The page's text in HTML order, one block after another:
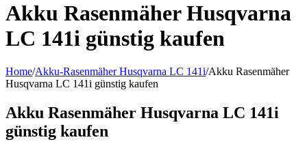
Akku Rasenmäher Husqvarna
LC 141i günstig kaufen
Home/Akku-Rasenmäher Husqvarna LC 141i/Akku Rasenmäher
Husqvarna LC 141i günstig kaufen
Akku Rasenmäher Husqvarna LC 141i
günstig kaufen